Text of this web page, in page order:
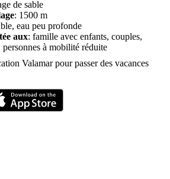
de sable
: 1500 m
eau peu profonde
aux: famille avec enfants, couples,
personnes à mobilité réduite
Valamar pour passer des vacances